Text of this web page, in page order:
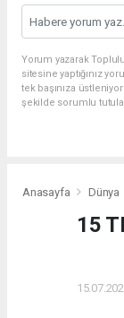
Yorum yazarak
sitesine yaptığınız
tek başınıza
şekilde sorumlu
Anasayfa Dünya
15